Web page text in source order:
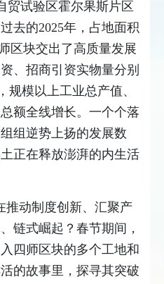
贸试验区霍尔果斯片区
去的2025年，占地面积
区块交出了高质量发展
、招商引资实物量分别
规模以上工业总产值、
额全线增长。一个个落
组逆势上扬的发展数
正在释放澎湃的内生活
推动制度创新、汇聚产
链式崛起？春节期间，
四师区块的多个工地和
的故事里，探寻其突破